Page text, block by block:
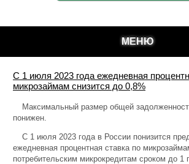
МЕНЮ
С 1 июля 2023 года ежедневная
микрозаймам снизится до 0,8%
Максимальный размер общей
понижен.
С 1 июля 2023 года в России понизится
ежедневная процентная ставка по
потребительским микрокредитам сроком до 1